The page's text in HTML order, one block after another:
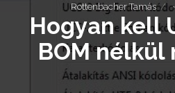
Rottenbacher Tamás
Hogyan kell
BOM nélkül